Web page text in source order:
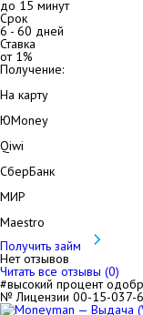
до 15 минут
Срок
6- 60 дней
Ставка
от 1%
Получение:
На карту
ЮMoney
Qiwi
СберБанк
МИР
Maestro
Получить займ
Нет отзывов
Читать все отзывы (0)
#высокий процент
№ Лицензии 00-15-037-